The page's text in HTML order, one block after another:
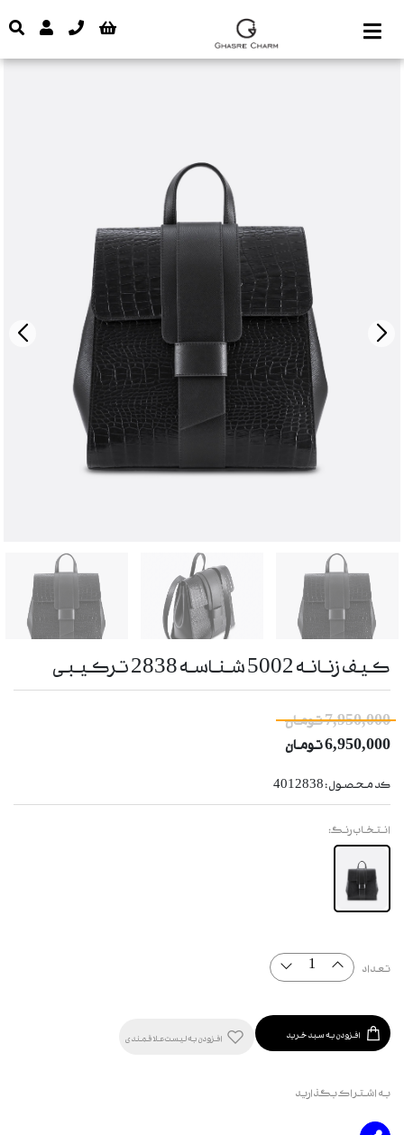
کیف زنانه 5002 شناسه 2838 ترکیبی
7,950,000 تومان
6,950,000تومان
کد محصول :4012838
انتخاب رنگ:
تعداد
افزودن به سبد خرید افزودن به لیست علاقمندی
به اشتراک بگذارید